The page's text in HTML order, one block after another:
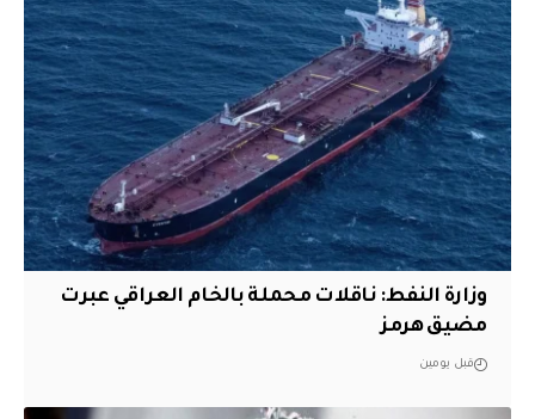
وزارة النفط: ناقلات محملة بالخام العراقي عبرت
مضيق هرمز
قبل يومين